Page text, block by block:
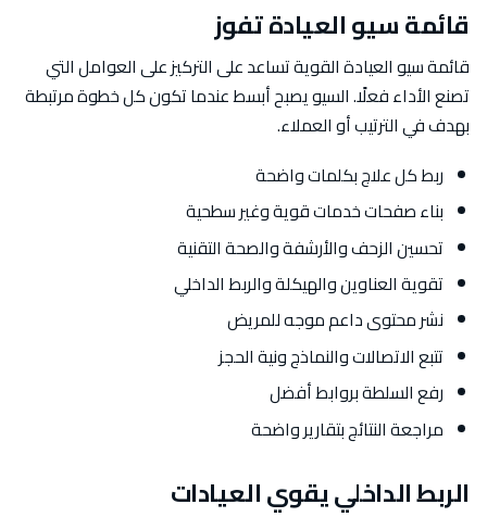
قائمة سيو العيادة تفوز
قائمة سيو العيادة القوية تساعد على التركيز على العوامل التي
تصنع الأداء فعلًا. السيو يصبح أبسط عندما تكون كل خطوة مرتبطة
بهدف في الترتيب أو العملاء.
ربط كل علاج بكلمات واضحة
بناء صفحات خدمات قوية وغير سطحية
تحسين الزحف والأرشفة والصحة التقنية
تقوية العناوين والهيكلة والربط الداخلي
نشر محتوى داعم موجه للمريض
تتبع الاتصالات والنماذج ونية الحجز
رفع السلطة بروابط أفضل
مراجعة النتائج بتقارير واضحة
الربط الداخلي يقوي العيادات